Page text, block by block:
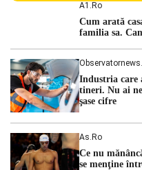
hidrologic din ultimii ani.
A1.ro
Cum arată
familia sa.
Industria care
tineri. Nu ai
şase cifre
As.ro
Ce nu
se menţine